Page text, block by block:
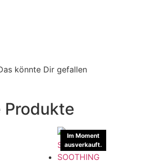
könnte Dir gefallen
Produkte
Im Moment
ausverkauft.